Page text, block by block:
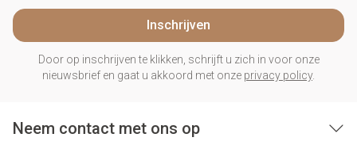
Inschrijven
Door op inschrijven te klikken, schrijft u zich in voor onze
nieuwsbrief en gaat u akkoord met onze privacy policy.
Neem contact met ons op